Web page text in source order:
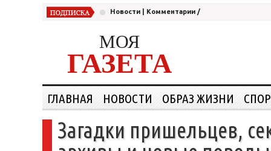
Новости Комментарии /
МОЯ
ГАЗЕТА
ГЛАВНАЯ НОВОСТИ ОБРАЗ ЖИЗНИ
Загадки пришельцев,